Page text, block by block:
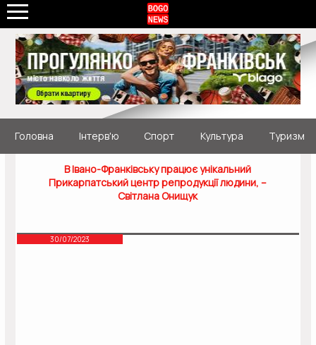
Головна Інтерв'ю Спорт Культура Туризм
В Івано-Франківську працює унікальний
Прикарпатський центр репродукції людини, –
Світлана Онищук
30/07/2023